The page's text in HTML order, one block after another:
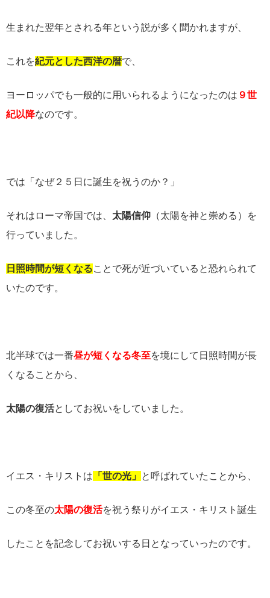
生まれた翌年とされる年という説が多く聞かれますが、
これを紀元とした西洋の暦で、
ヨーロッパでも一般的に用いられるようになったのは ９世
紀以降なのです。
では「なぜ２５日に誕生を祝うのか？」
それはローマ帝国では、 太陽信仰 （太陽を神と崇める）を
行っていました。
日照時間が短くなることで死が近づいていると恐れられて
いたのです。
北半球では一番昼が短くなる冬至を境にして日照時間が長
くなることから、
太陽の復活としてお祝いをしていました。
イエス・キリストは 「世の光」 と呼ばれていたことから、
この冬至の太陽の復活を祝う祭りがイエス・キリスト誕生
したことを記念してお祝いする日となっていったのです。